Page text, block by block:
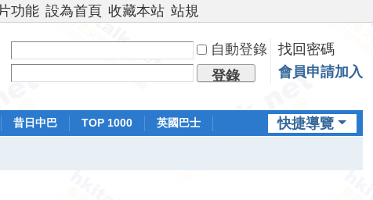
功能 設為首頁 收藏本站 站規
自動登錄
找回密碼
登錄 會員申請加入
快捷導覽
昔日中巴 TOP 1000
英國巴士